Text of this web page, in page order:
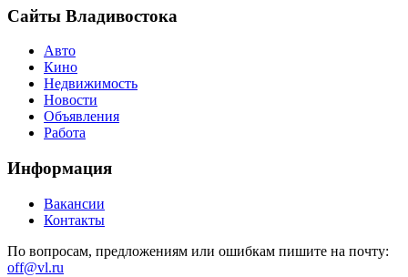
Сайты Владивостока
Авто
Кино
Недвижимость
Новости
Объявления
Работа
Информация
Вакансии
Контакты
По вопросам, предложениям или ошибкам пишите на почту:
off@vl.ru